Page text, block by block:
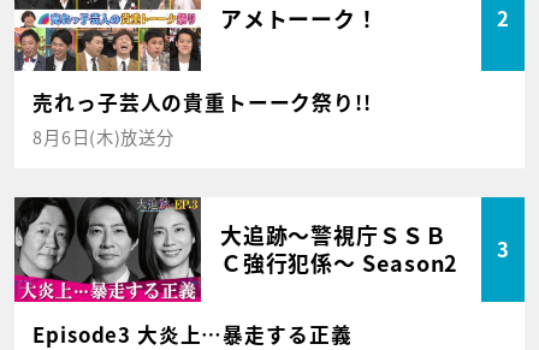
アメトーーク！ 2
売れっ子芸人の貴重トーーク祭り!!
8月6日(木)放送分
大追跡～警視庁ＳＳＢ
Ｃ強行犯係～ Season2
3
Episode3 大炎上…暴走する正義